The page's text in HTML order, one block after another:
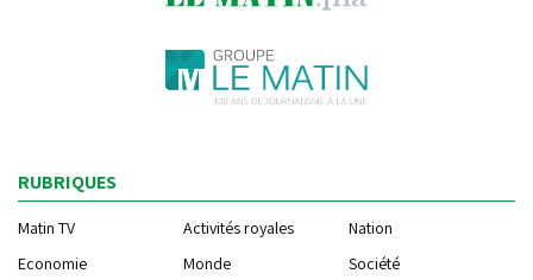
RUBRIQUES
Matin TV Activités royales
Nation
Economie
Monde
Société